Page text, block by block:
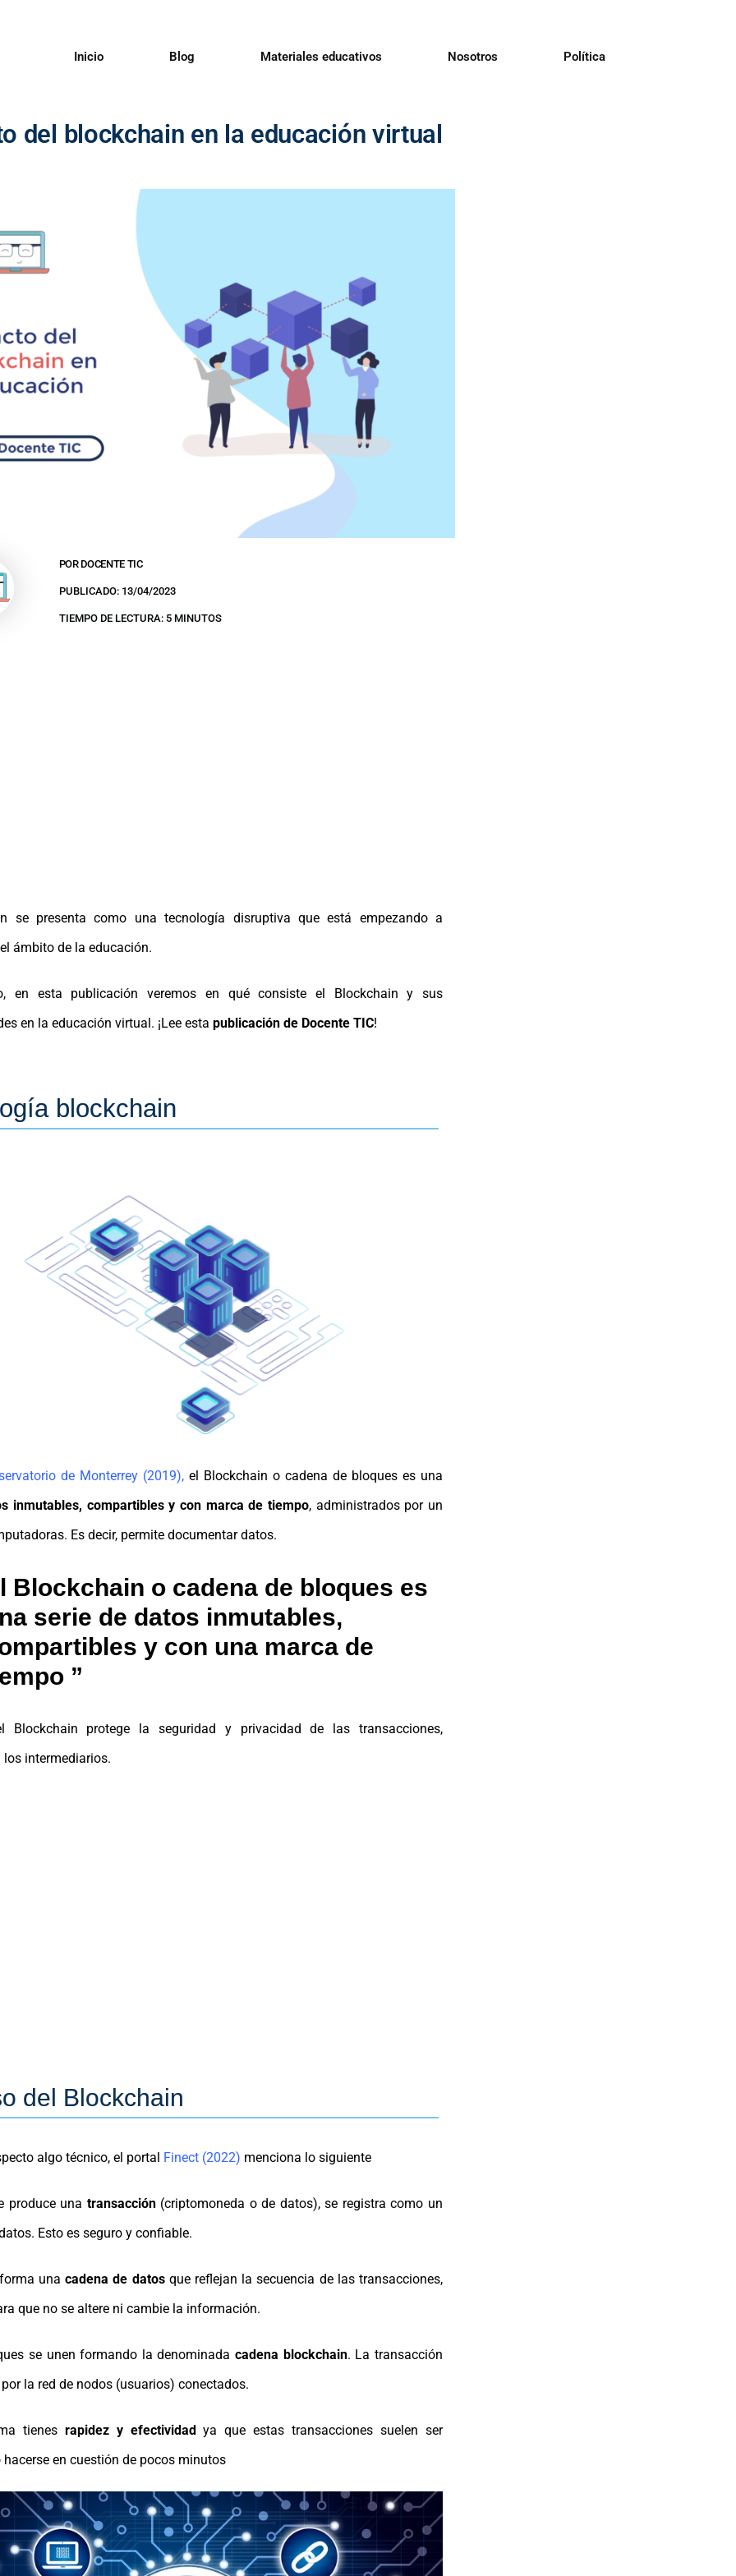
Inicio Blog Materiales educativos Nosotros Política
del blockchain en la educación virtual
POR DOCENTE TIC
PUBLICADO: 13/04/2023
TIEMPO DE LECTURA: 5 MINUTOS
se presenta como una tecnología disruptiva que está empezando a
ámbito de la educación.
en esta publicación veremos en qué consiste el Blockchain y sus
en la educación virtual. ¡Lee esta publicación de Docente TIC!
blockchain
de Monterrey (2019), el Blockchain o cadena de bloques es una
inmutables, compartibles y con marca de tiempo, administrados por un
Es decir, permite documentar datos.
Blockchain o cadena de bloques es
serie de datos inmutables,
y con una marca de
Blockchain protege la seguridad y privacidad de las transacciones,
intermediarios.
del Blockchain
algo técnico, el portal Finect (2022) menciona lo siguiente
produce una transacción(criptomoneda o de datos), se registra como un
Esto es seguro y confiable.
unacadena de datosque reflejan la secuencia de las transacciones,
que no se altere ni cambie la información.
se unen formando la denominadacadena blockchain. La transacción
la red de nodos (usuarios) conectados.
tienes rapidez y efectividadya que estas transacciones suelen ser
en cuestión de pocos minutos